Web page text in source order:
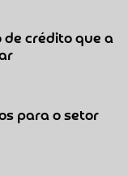
de crédito que a
para o setor